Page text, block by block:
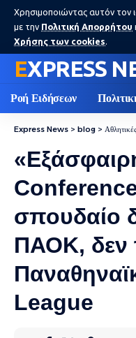
Χρησιμοποιώντας αυτόν τον
με την Πολιτική Απορρήτου
Χρήσης των cookies.
EXPRESS
Ροή Ειδήσεων
Express News > blog >
σπουδαίο
ΠΑΟΚ, δεν
League